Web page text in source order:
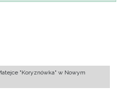
"Koryznówka" w Nowym